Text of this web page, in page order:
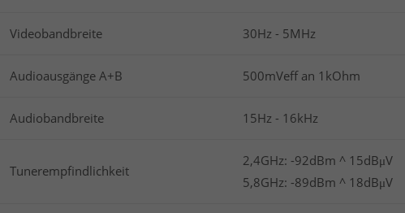
Videobandbreite 30Hz - 5MHz
Audioausgänge A+B 500mVeff an 1kOhm
Audiobandbreite 15Hz - 16kHz
Tunerempfindlichkeit
2,4GHz: -92dBm ^ 15dBμV
5,8GHz: -89dBm ^ 18dBμV